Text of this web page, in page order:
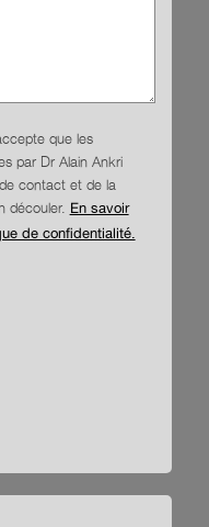
que les
par Dr Alain Ankri
contact et de la
découler. En savoir
de confidentialité.